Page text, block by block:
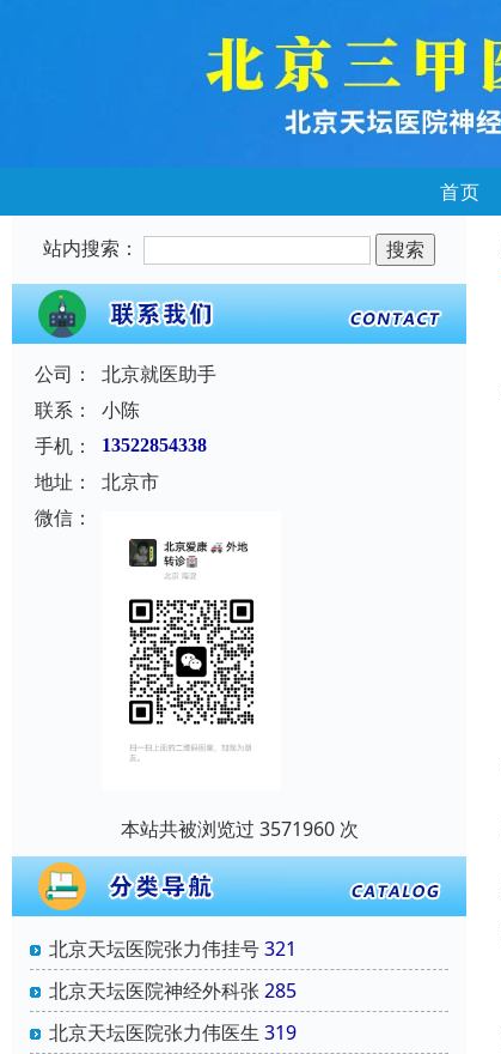
首页
站内搜索：
公司：
北京就医助手
联系：
小陈
手机：
13522854338
地址：
北京市
微信：
本站共被浏览过 3571960 次
北京天坛医院张力伟挂号321
北京天坛医院神经外科张 285
北京天坛医院张力伟医生 319